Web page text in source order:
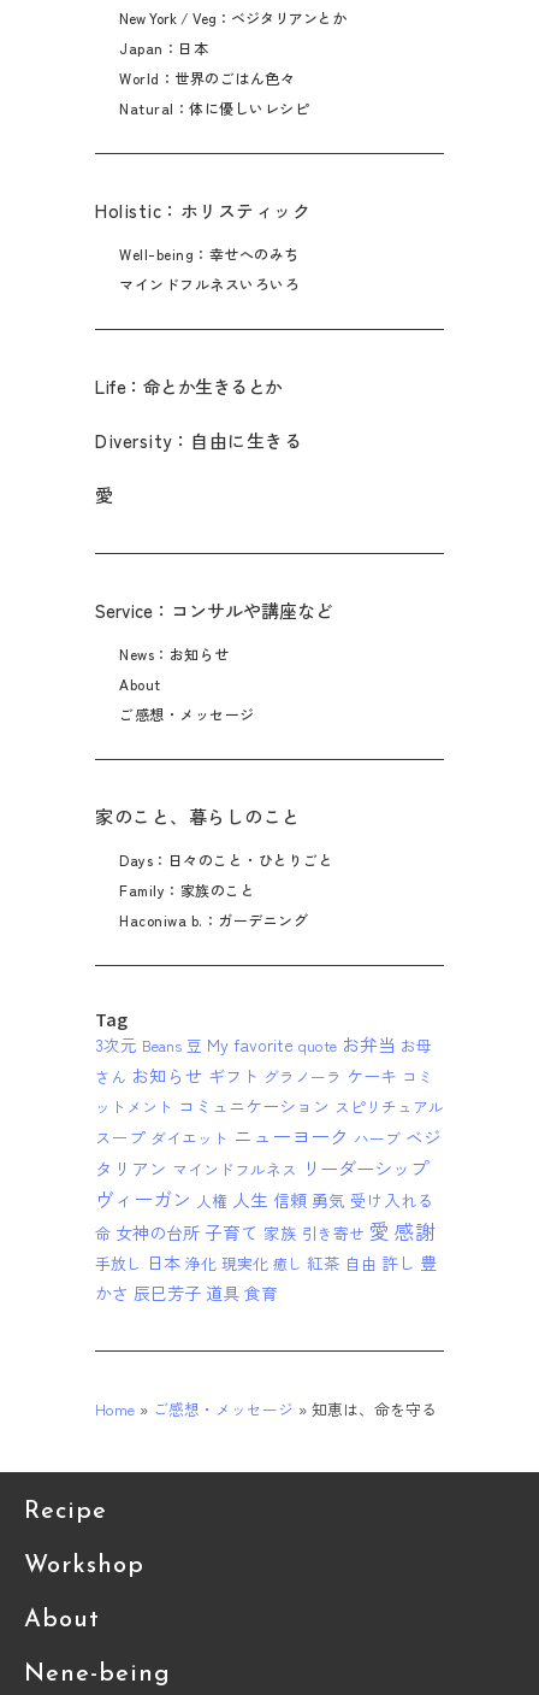
New York / Veg：ベジタリアンとか
Japan：日本
World：世界のごはん色々
Natural：体に優しいレシピ
Holistic：ホリスティック
Well-being：幸せへのみち
マインドフルネスいろいろ
Life：命とか生きるとか
Diversity：自由に生きる
愛
Service：コンサルや講座など
News：お知らせ
About
ご感想・メッセージ
家のこと、暮らしのこと
Days：日々のこと・ひとりごと
Family：家族のこと
Haconiwa b.：ガーデニング
Tag
3次元 Beans 豆 My favorite quote お弁当 お母
さん お知らせ ギフト グラノーラ ケーキ コミ
ットメント コミュニケーション スピリチュアル
スープ ダイエット ニューヨーク ハーブ ベジ
タリアン マインドフルネス リーダーシップ
ヴィーガン 人権 人生 信頼 勇気 受け入れる
命 女神の台所 子育て 家族 引き寄せ 愛 感謝
手放し 日本 浄化 現実化 癒し 紅茶 自由 許し 豊
かさ 辰巳芳子 道具 食育
Home » ご感想・メッセージ » 知恵は、命を守る
Recipe
Workshop
About
Nene-being